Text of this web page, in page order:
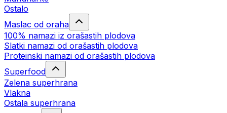
Ostalo
Maslac od oraha
100% namazi iz orašastih plodova
Slatki namazi od orašastih plodova
Proteinski namazi od orašastih plodova
Superfood
Zelena superhrana
Vlakna
Ostala superhrana